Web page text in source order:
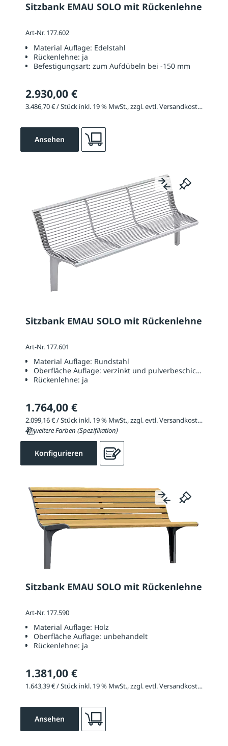
Sitzbank EMAU SOLO mit Rückenlehne
Art-Nr. 177.602
Material Auflage: Edelstahl
Rückenlehne: ja
Befestigungsart: zum Aufdübeln bei -150 mm
2.930,00 €
3.486,70 € / Stück inkl. 19 % MwSt., zzgl. evtl. Versandkosten
Ansehen
Sitzbank EMAU SOLO mit Rückenlehne
Art-Nr. 177.601
Material Auflage: Rundstahl
Oberfläche Auflage: verzinkt und pulverbeschichtet
Rückenlehne: ja
1.764,00 €
2.099,16 € / Stück inkl. 19 % MwSt., zzgl. evtl. Versandkosten
41 weitere Farben (Spezifikation)
Konfigurieren
Sitzbank EMAU SOLO mit Rückenlehne
Art-Nr. 177.590
Material Auflage: Holz
Oberfläche Auflage: unbehandelt
Rückenlehne: ja
1.381,00 €
1.643,39 € / Stück inkl. 19 % MwSt., zzgl. evtl. Versandkosten
Ansehen